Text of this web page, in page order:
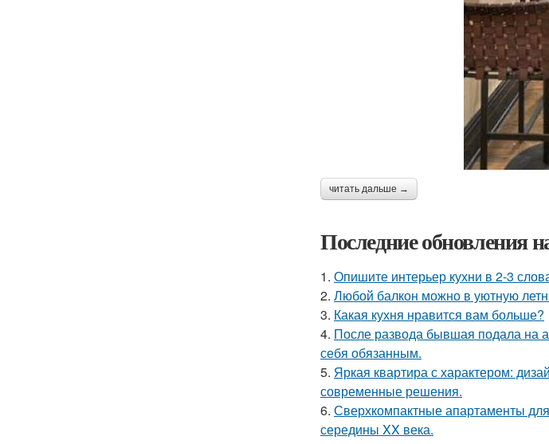
читать дальше →
Последние обновления
1. Опишите интерьер кухни в 2-3
2. Любой балкон можно в уютную
3. Какая кухня нравится вам больше?
4. После развода бывшая подала на
себя обязанным.
5. Яркая квартира с характером:
современные решения.
6. Сверхкомпактные апартаменты
середины XX века.